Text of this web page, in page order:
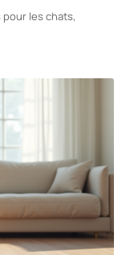
les chats,